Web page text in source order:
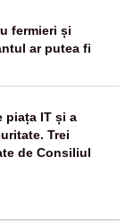
fermieri și
ar putea fi
piața IT și a
Trei
de Consiliul